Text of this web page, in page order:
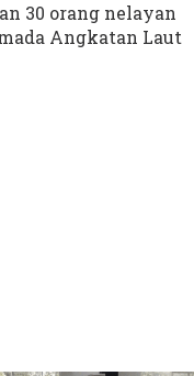
30 orang nelayan
Angkatan Laut